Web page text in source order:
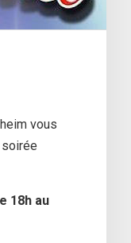
vous
18h au